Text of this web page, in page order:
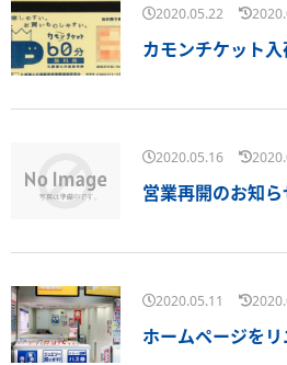
2020.05.22
カモンチケット
2020.05.16
営業再開のお知ら
2020.05.11
ホームページを